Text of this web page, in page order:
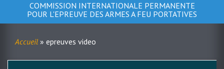
COMMISSION INTERNATIONALE PERMANENTE
POUR L'EPREUVE DES ARMES A FEU PORTATIVES
Fil
Accueil epreuves video